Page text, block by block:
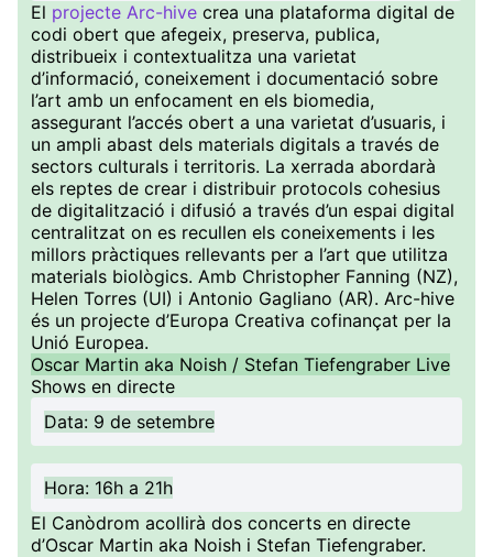
El projecte Arc-hive crea una plataforma digital de
codi obert que afegeix, preserva, publica,
distribueix i contextualitza una varietat
d’informació, coneixement i documentació sobre
l’art amb un enfocament en els biomedia,
assegurant l’accés obert a una varietat d’usuaris, i
un ampli abast dels materials digitals a través de
sectors culturals i territoris. La xerrada abordarà
els reptes de crear i distribuir protocols cohesius
de digitalització i difusió a través d’un espai digital
centralitzat on es recullen els coneixements i les
millors pràctiques rellevants per a l’art que utilitza
materials biològics. Amb Christopher Fanning (NZ),
Helen Torres (UI) i Antonio Gagliano (AR). Arc-hive
és un projecte d’Europa Creativa cofinançat per la
Unió Europea.
Oscar Martin aka Noish / Stefan Tiefengraber Live
Shows en directe
Data: 9 de setembre
Hora: 16h a 21h
El Canòdrom acollirà dos concerts en directe
d’Oscar Martin aka Noish i Stefan Tiefengraber.